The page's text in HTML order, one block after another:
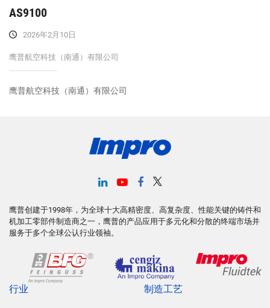
AS9100
2026年2月10日
鹰普航空科技（南通）有限公司
鹰普航空科技（南通）有限公司
鹰普创建于1998年，为全球十大高精密度、高复杂度、性能关键的铸件和
机加工零部件制造商之一，鹰普的产品应用于多元化和分散的终端市场并
服务于多个全球公认行业领袖。
行业 制造工艺